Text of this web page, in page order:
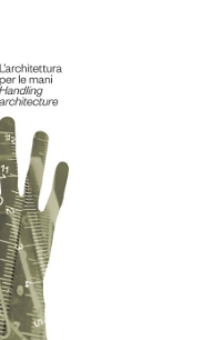
дверей
дверей